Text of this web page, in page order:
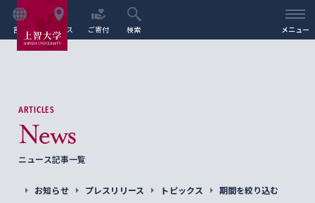
言語 アクセス ご寄付 検索 メニュー
ARTICLES
News
ニュース記事一覧
お知らせ プレスリリース トピックス 期間を絞り込む